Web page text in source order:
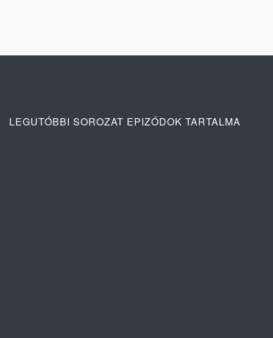
LEGUTÓBBI SOROZAT EPIZÓDOK TARTALMA